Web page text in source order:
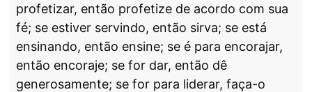
profetizar, então profetize de acordo com sua
fé; se estiver servindo, então sirva; se está
ensinando, então ensine; se é para encorajar,
então encoraje; se for dar, então dê
generosamente; se for para liderar, faça-o